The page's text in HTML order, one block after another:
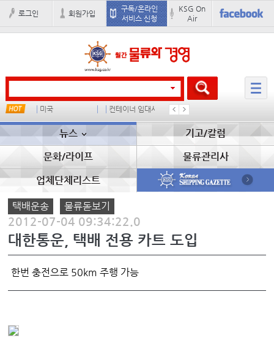
로그인 회원가입
구독/온라인
서비스 신청
KSG On
Air
미국 컨테이너 임대사 석도
뉴스 기고/칼럼
문화/라이프 물류관리사
업체단체리스트
택배운송 물류돋보기
2012-07-04 09:34:22.0
대한통운, 택배 전용 카트 도입
한번 충전으로 50km 주행 가능